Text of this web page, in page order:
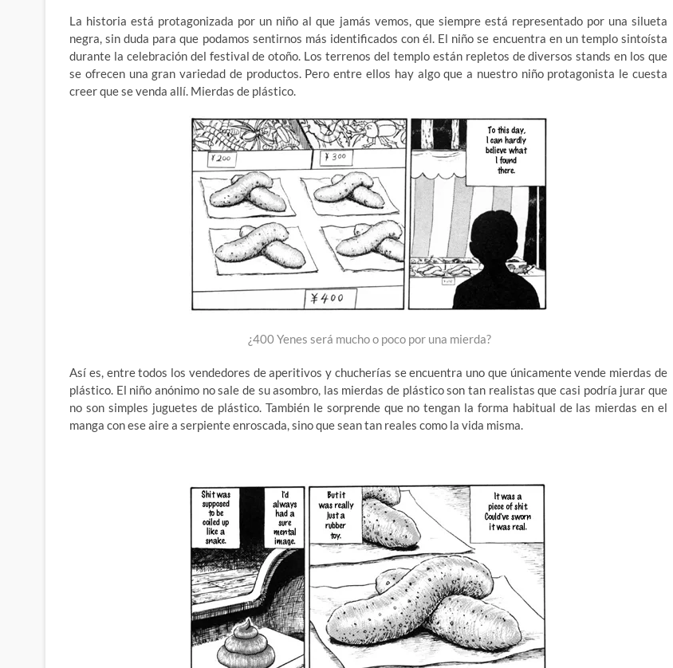
La historia está protagonizada por un niño al que jamás vemos, que siempre está representado por una silueta
negra, sin duda para que podamos sentirnos más identificados con él. El niño se encuentra en un templo sintoísta
durante la celebración del festival de otoño. Los terrenos del templo están repletos de diversos stands en los que
se ofrecen una gran variedad de productos. Pero entre ellos hay algo que a nuestro niño protagonista le cuesta
creer que se venda allí. Mierdas de plástico.
¿400 Yenes será mucho o poco por una mierda?
Así es, entre todos los vendedores de aperitivos y chucherías se encuentra uno que únicamente vende mierdas de
plástico. El niño anónimo no sale de su asombro, las mierdas de plástico son tan realistas que casi podría jurar que
no son simples juguetes de plástico. También le sorprende que no tengan la forma habitual de las mierdas en el
manga con ese aire a serpiente enroscada, sino que sean tan reales como la vida misma.